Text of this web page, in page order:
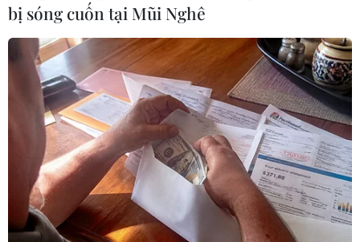
của Pháp./.
(TTXVN/Vietnam+)
bị sóng cuốn tại Mũi Nghê